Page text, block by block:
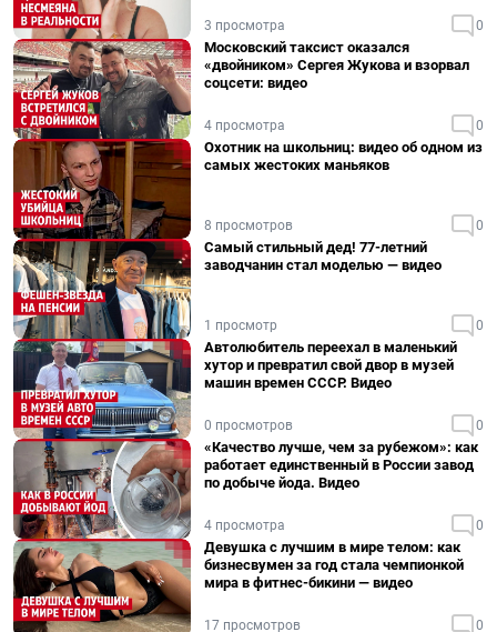
3 просмотра 0
Московский таксист оказался
«двойником» Сергея Жукова и взорвал
соцсети: видео
4 просмотра 0
Охотник на школьниц: видео об одном из
самых жестоких маньяков
8 просмотров 0
Самый стильный дед! 77-летний
заводчанин стал моделью — видео
1 просмотр 0
Автолюбитель переехал в маленький
хутор и превратил свой двор в музей
машин времен СССР. Видео
0 просмотров 0
«Качество лучше, чем за рубежом»: как
работает единственный в России завод
по добыче йода. Видео
4 просмотра 0
Девушка с лучшим в мире телом: как
бизнесвумен за год стала чемпионкой
мира в фитнес-бикини — видео
17 просмотров 0